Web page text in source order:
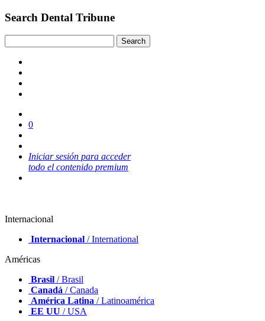
Search Dental Tribune
0
Iniciar sesión para acceder
todo el contenido premium
Internacional
Internacional / International
Américas
Brasil / Brasil
Canadá / Canada
América Latina / Latinoamérica
EE UU / USA